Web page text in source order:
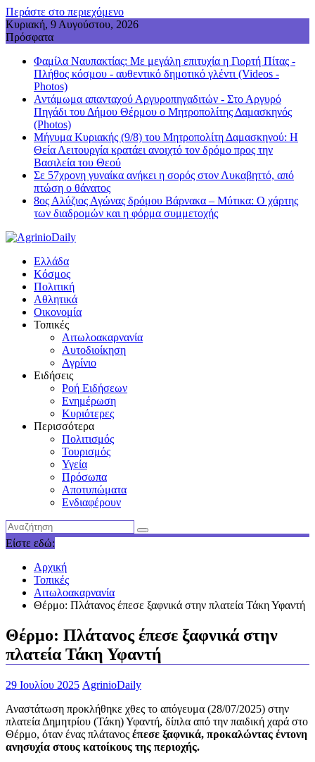
Περάστε στο περιεχόμενο
Κυριακή, 9 Αυγούστου, 2026
Πρόσφατα
Φαμίλα Ναυπακτίας: Με μεγάλη επιτυχία η Γιορτή Πίτας -
Πλήθος κόσμου - αυθεντικό δημοτικό γλέντι (Videos -
Photos)
Αντάμωμα απανταχού Αργυροπηγαδιτών - Στο Αργυρό
Πηγάδι του Δήμου Θέρμου ο Μητροπολίτης Δαμασκηνός
(Photos)
Μήνυμα Κυριακής (9/8) του Μητροπολίτη Δαμασκηνού: Η
Θεία Λειτουργία κρατάει ανοιχτό τον δρόμο προς την
Βασιλεία του Θεού
Σε 57χρονη γυναίκα ανήκει η σορός στον Λυκαβηττό, από
πτώση ο θάνατος
8ος Αλύζιος Αγώνας δρόμου Βάρνακα – Μύτικα: Ο χάρτης
των διαδρομών και η φόρμα συμμετοχής
Ελλάδα
Κόσμος
Πολιτική
Αθλητικά
Οικονομία
Τοπικές
Αιτωλοακαρνανία
Αυτοδιοίκηση
Αγρίνιο
Ειδήσεις
Ροή Ειδήσεων
Ενημέρωση
Κυριότερες
Περισσότερα
Πολιτισμός
Τουρισμός
Υγεία
Πρόσωπα
Αποτυπώματα
Ενδιαφέρουν
Είστε εδώ:
Αρχική
Τοπικές
Αιτωλοακαρνανία
Θέρμο: Πλάτανος έπεσε ξαφνικά στην πλατεία Τάκη Υφαντή
Θέρμο: Πλάτανος έπεσε ξαφνικά στην
πλατεία Τάκη Υφαντή
29 Ιουλίου 2025 AgrinioDaily
Αναστάτωση προκλήθηκε χθες το απόγευμα (28/07/2025) στην
πλατεία Δημητρίου (Τάκη) Υφαντή, δίπλα από την παιδική χαρά στο
Θέρμο, όταν ένας πλάτανος έπεσε ξαφνικά, προκαλώντας έντονη
ανησυχία στους κατοίκους της περιοχής.